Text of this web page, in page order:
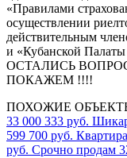
«Правилами
осуществлении
действительным
и «Кубанской
ОСТАЛИСЬ
ПОКАЖЕМ !!!!
ПОХОЖИЕ
33 000 333 руб.
599 700 руб.
руб. Срочно продам